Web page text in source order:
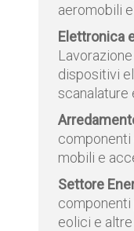
aeromobili
Elettronica
dispositivi
scanalature
mobili e
Settore
componenti
eolici e